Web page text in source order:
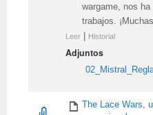
wargame, nos
trabajos.
Leer Historial
Adjuntos
The Lace Wars,